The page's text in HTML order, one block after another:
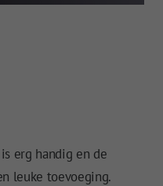
erg handig en de
leuke toevoeging.